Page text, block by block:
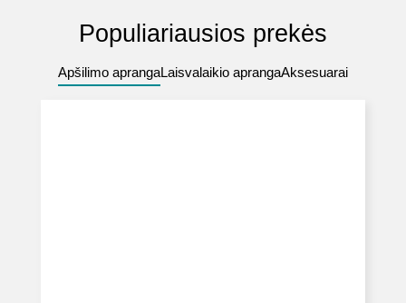
Populiariausios prekės
Apšilimo aprangaLaisvalaikio aprangaAksesuarai